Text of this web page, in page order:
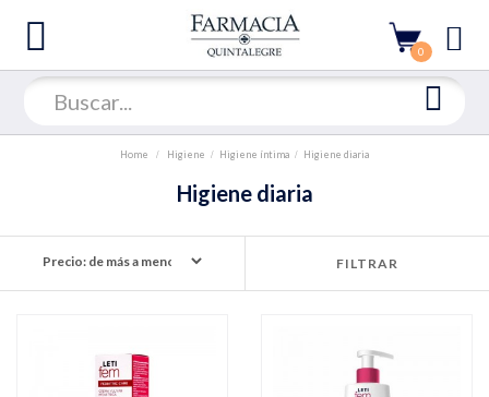
0
Home Higiene Higiene íntima Higiene diaria
Higiene diaria
FILTRAR